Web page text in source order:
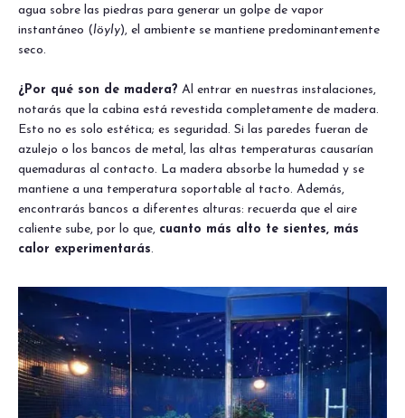
agua sobre las piedras para generar un golpe de vapor
instantáneo (löyly), el ambiente se mantiene predominantemente
seco.
¿Por qué son de madera? Al entrar en nuestras instalaciones,
notarás que la cabina está revestida completamente de madera.
Esto no es solo estética; es seguridad. Si las paredes fueran de
azulejo o los bancos de metal, las altas temperaturas causarían
quemaduras al contacto. La madera absorbe la humedad y se
mantiene a una temperatura soportable al tacto. Además,
encontrarás bancos a diferentes alturas: recuerda que el aire
caliente sube, por lo que, cuanto más alto te sientes, más
calor experimentarás.